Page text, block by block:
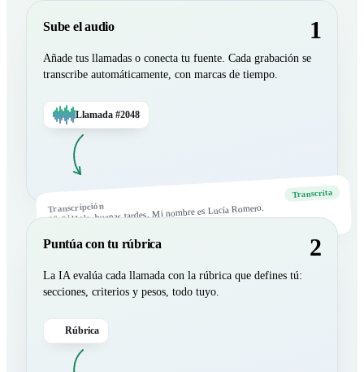
Sube el audio 1
Añade tus llamadas o conecta tu fuente. Cada grabación se
transcribe automáticamente, con marcas de tiempo.
Llamada #2048
Transcripción
00:01Hola, buenas tardes. Mi nombre es Lucía Romero.
Transcrita
Puntúa con tu rúbrica 2
La IA evalúa cada llamada con la rúbrica que defines tú:
secciones, criterios y pesos, todo tuyo.
Rúbrica